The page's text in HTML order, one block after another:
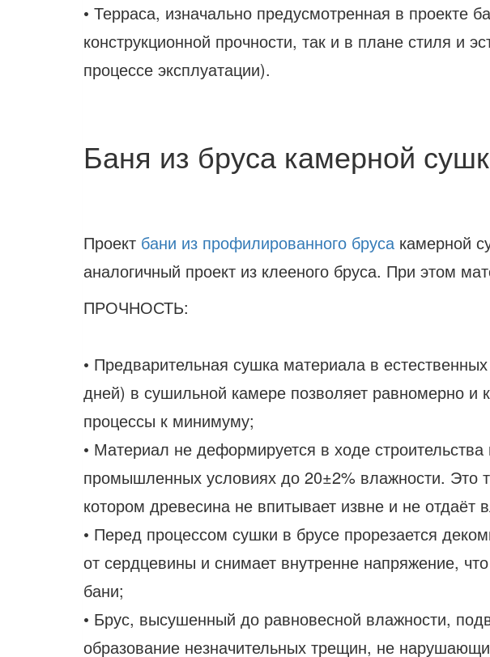
• Терраса, изначально предусмотренная в
конструкционной прочности, так и в плане стиля и
процессе эксплуатации).
Баня из бруса камерной
Проект бани из профилированного бруса камерной
аналогичный проект из клееного бруса. При этом
ПРОЧНОСТЬ:
• Предварительная сушка материала в
дней) в сушильной камере позволяет равномерно
процессы к минимуму;
• Материал не деформируется в ходе
промышленных условиях до 20±2% влажности. Это
котором древесина не впитывает извне и не
• Перед процессом сушки в брусе прорезается
от сердцевины и снимает внутренне напряжение,
бани;
• Брус, высушенный до равновесной влажности,
образование незначительных трещин, не